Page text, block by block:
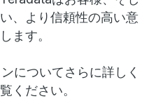
、より信頼性の高い意
ます。
についてさらに詳しく
ください。